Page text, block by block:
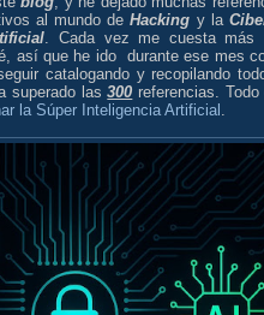
al mundo deHacking y la
. Cada vez me cuesta más
así que he ido durante ese mes
catalogando y recopilando
superado las300 referencias.
la Súper Inteligencia Artificial